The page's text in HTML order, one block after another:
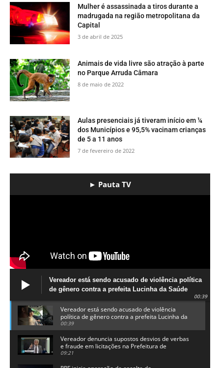
Mulher é assassinada a tiros durante a
madrugada na região metropolitana da
Capital
3 de abril de 2025
​Animais de vida livre são atração à parte
no Parque Arruda Câmara
8 de maio de 2022
Aulas presenciais já tiveram início em ¼
dos Municípios e 95,5% vacinam crianças
de 5 a 11 anos
7 de fevereiro de 2022
► Pauta TV
Vereador está sendo acusado de violência política
de gênero contra a prefeita Lucinha da Saúde
00:39
Vereador está sendo acusado de violência
política de gênero contra a prefeita Lucinha da
Saúde
00:39
Vereador denuncia supostos desvios de verbas
e fraude em licitações na Prefeitura de
Alhandra
09:21